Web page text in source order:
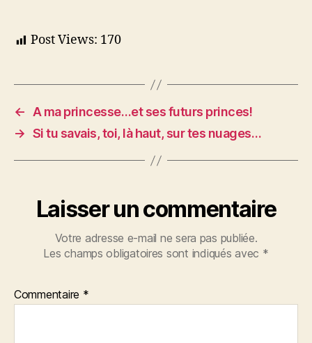
Post Views: 170
← A ma princesse…et ses futurs princes!
→ Si tu savais, toi, là haut, sur tes nuages…
Laisser un commentaire
Votre adresse e-mail ne sera pas publiée.
Les champs obligatoires sont indiqués avec *
Commentaire *